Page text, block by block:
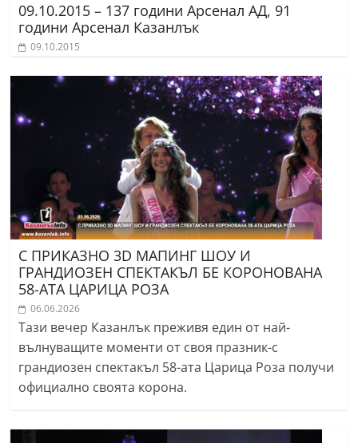
09.10.2015 – 137 години Арсенал АД, 91
години Арсенал Казанлък
09.10.2015
С ПРИКАЗНО 3D МАПИНГ ШОУ И
ГРАНДИОЗЕН СПЕКТАКЪЛ БЕ КОРОНОВАНА
58-АTA ЦАРИЦА РОЗА
06.06.2026
Тази вечер Казанлък преживя един от най-
вълнуващите моменти от своя празник-с
грандиозен спектакъл 58-ата Царица Роза получи
официално своята корона.